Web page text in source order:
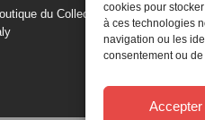
cookies pour
à ces technologies
navigation ou les
consentement ou
Accepter
du Collectionneur